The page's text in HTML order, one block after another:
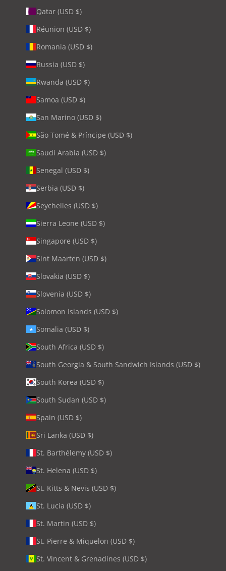
Qatar (USD $)
Réunion (USD $)
Romania (USD $)
Russia (USD $)
Rwanda (USD $)
Samoa (USD $)
San Marino (USD $)
São Tomé & Príncipe (USD $)
Saudi Arabia (USD $)
Senegal (USD $)
Serbia (USD $)
Seychelles (USD $)
Sierra Leone (USD $)
Singapore (USD $)
Sint Maarten (USD $)
Slovakia (USD $)
Slovenia (USD $)
Solomon Islands (USD $)
Somalia (USD $)
South Africa (USD $)
South Georgia & South Sandwich Islands (USD $)
South Korea (USD $)
South Sudan (USD $)
Spain (USD $)
Sri Lanka (USD $)
St. Barthélemy (USD $)
St. Helena (USD $)
St. Kitts & Nevis (USD $)
St. Lucia (USD $)
St. Martin (USD $)
St. Pierre & Miquelon (USD $)
St. Vincent & Grenadines (USD $)